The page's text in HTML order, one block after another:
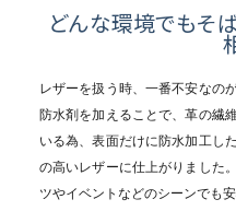
ガイドライン
実店舗へのアクセス
どんな環境でもそ
レザーを扱う時、一番不安なの
防水剤を加えることで、革の繊
いる為、表面だけに防水加工し
の高いレザーに仕上がりました。
ツやイベントなどのシーンでも